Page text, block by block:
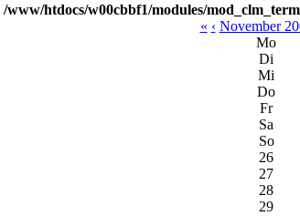
/www/htdocs/w00cbbf1/modules/
« ‹ November
Mo
Di
Mi
Do
Fr
Sa
So
26
27
28
29